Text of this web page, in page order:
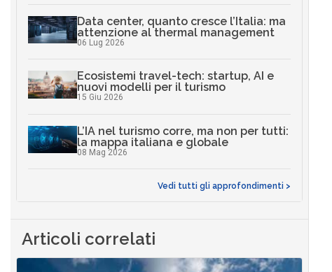
Data center, quanto cresce l’Italia: ma
attenzione al thermal management
06 Lug 2026
Ecosistemi travel-tech: startup, AI e
nuovi modelli per il turismo
15 Giu 2026
L’IA nel turismo corre, ma non per tutti:
la mappa italiana e globale
08 Mag 2026
Vedi tutti gli approfondimenti >
Articoli correlati